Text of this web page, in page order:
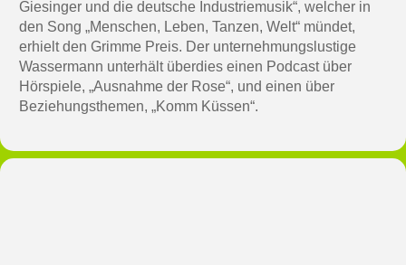
Giesinger und die deutsche Industriemusik“, welcher in
den Song „Menschen, Leben, Tanzen, Welt“ mündet,
erhielt den Grimme Preis. Der unternehmungslustige
Wassermann unterhält überdies einen Podcast über
Hörspiele, „Ausnahme der Rose“, und einen über
Beziehungsthemen, „Komm Küssen“.